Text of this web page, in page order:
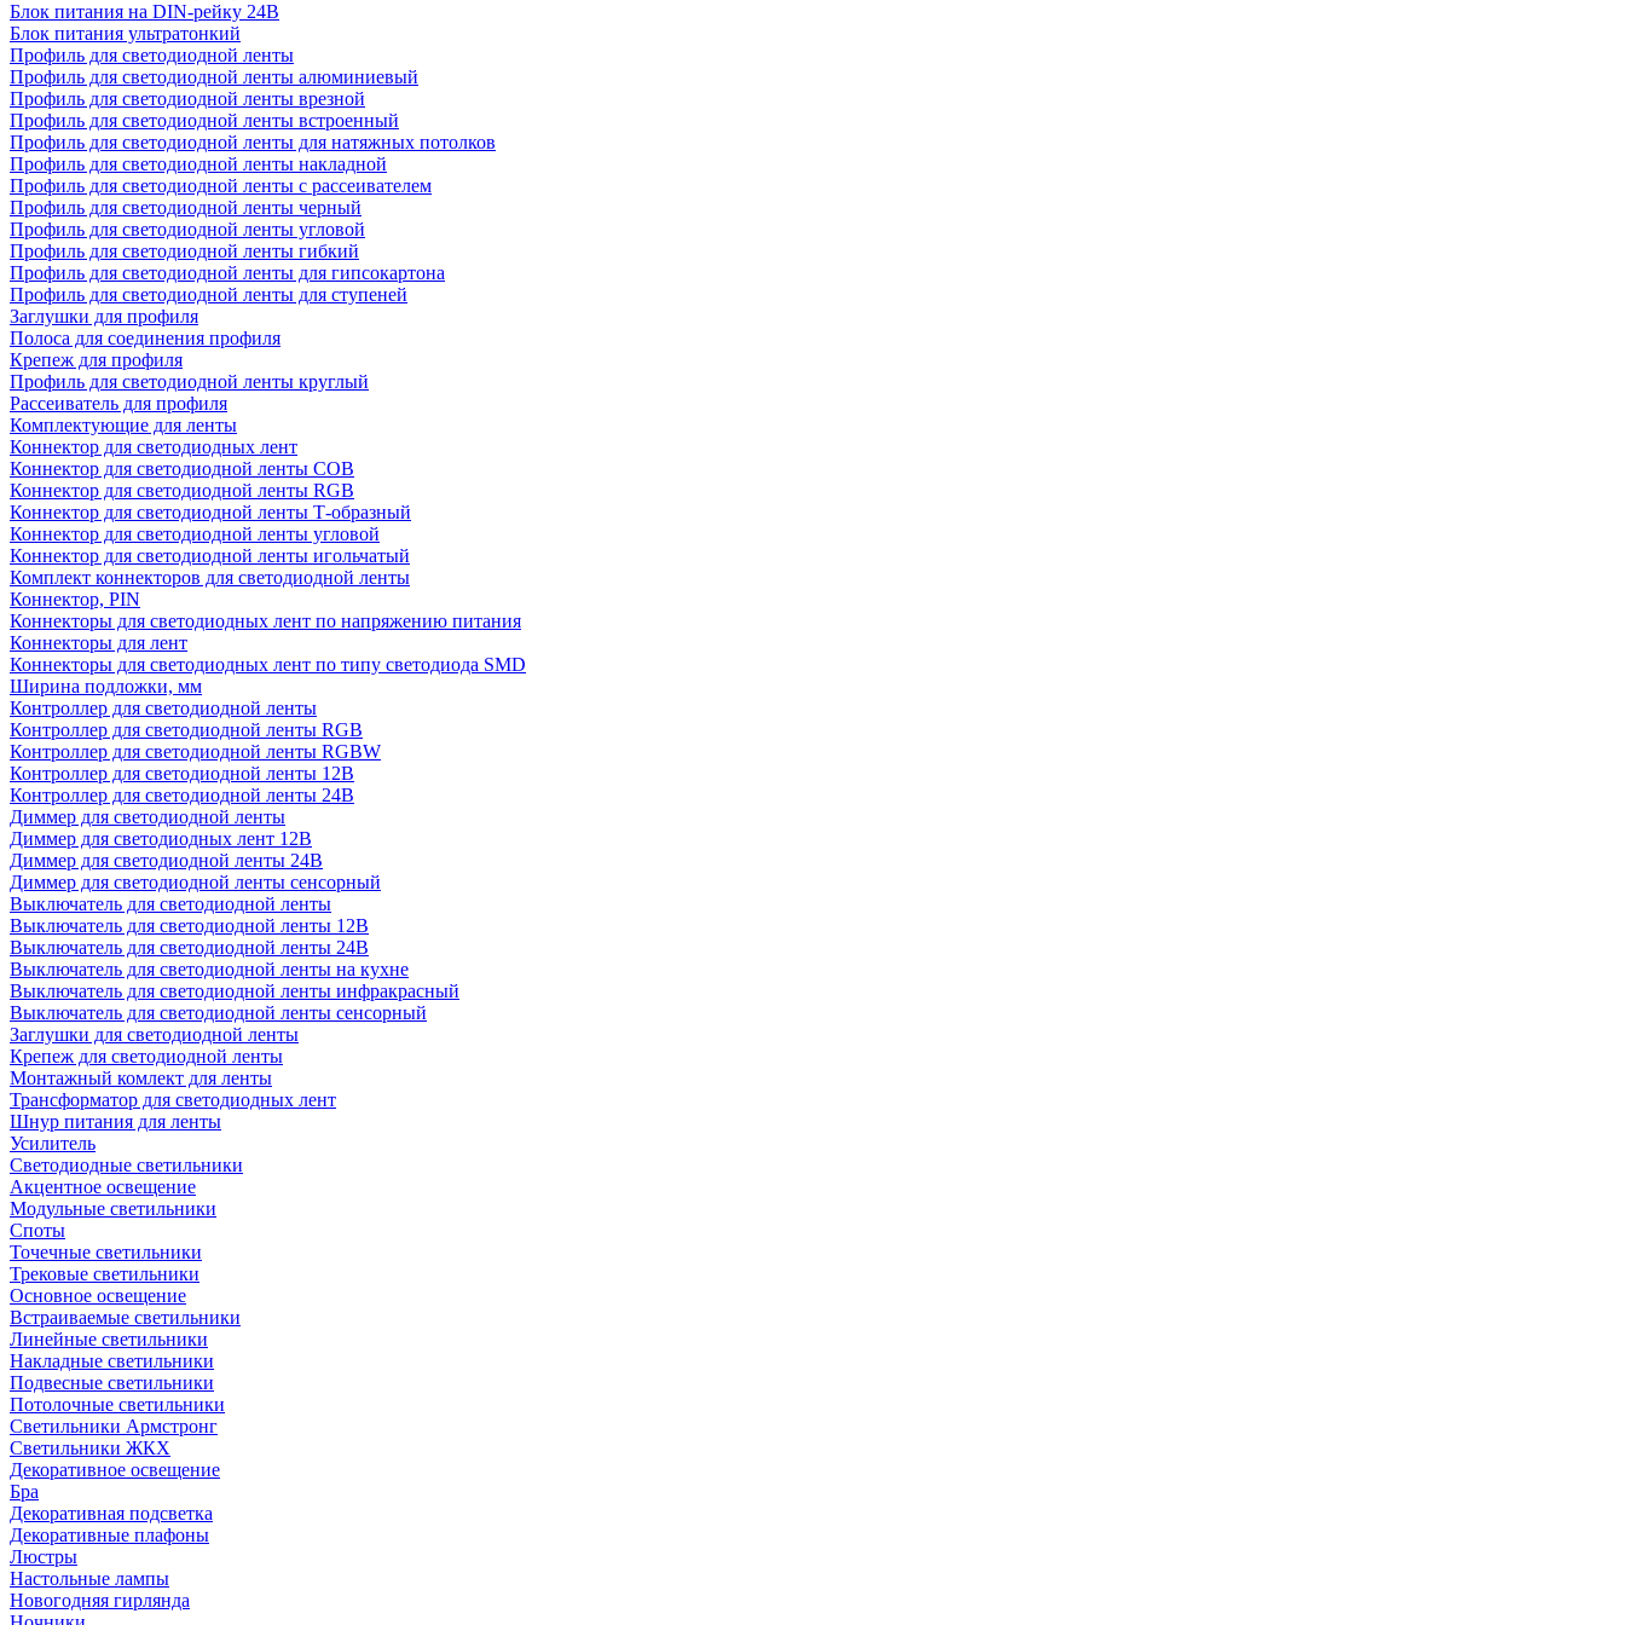
Блок питания на DIN-рейку 24В
Блок питания ультратонкий
Профиль для светодиодной ленты
Профиль для светодиодной ленты алюминиевый
Профиль для светодиодной ленты врезной
Профиль для светодиодной ленты встроенный
Профиль для светодиодной ленты для натяжных потолков
Профиль для светодиодной ленты накладной
Профиль для светодиодной ленты с рассеивателем
Профиль для светодиодной ленты черный
Профиль для светодиодной ленты угловой
Профиль для светодиодной ленты гибкий
Профиль для светодиодной ленты для гипсокартона
Профиль для светодиодной ленты для ступеней
Заглушки для профиля
Полоса для соединения профиля
Крепеж для профиля
Профиль для светодиодной ленты круглый
Рассеиватель для профиля
Комплектующие для ленты
Коннектор для светодиодных лент
Коннектор для светодиодной ленты COB
Коннектор для светодиодной ленты RGB
Коннектор для светодиодной ленты Т-образный
Коннектор для светодиодной ленты угловой
Коннектор для светодиодной ленты игольчатый
Комплект коннекторов для светодиодной ленты
Коннектор, PIN
Коннекторы для светодиодных лент по напряжению питания
Коннекторы для лент
Коннекторы для светодиодных лент по типу светодиода SMD
Ширина подложки, мм
Контроллер для светодиодной ленты
Контроллер для светодиодной ленты RGB
Контроллер для светодиодной ленты RGBW
Контроллер для светодиодной ленты 12В
Контроллер для светодиодной ленты 24В
Диммер для светодиодной ленты
Диммер для светодиодных лент 12В
Диммер для светодиодной ленты 24В
Диммер для светодиодной ленты сенсорный
Выключатель для светодиодной ленты
Выключатель для светодиодной ленты 12В
Выключатель для светодиодной ленты 24В
Выключатель для светодиодной ленты на кухне
Выключатель для светодиодной ленты инфракрасный
Выключатель для светодиодной ленты сенсорный
Заглушки для светодиодной ленты
Крепеж для светодиодной ленты
Монтажный комлект для ленты
Трансформатор для светодиодных лент
Шнур питания для ленты
Усилитель
Светодиодные светильники
Акцентное освещение
Модульные светильники
Споты
Точечные светильники
Трековые светильники
Основное освещение
Встраиваемые светильники
Линейные светильники
Накладные светильники
Подвесные светильники
Потолочные светильники
Светильники Армстронг
Светильники ЖКХ
Декоративное освещение
Бра
Декоративная подсветка
Декоративные плафоны
Люстры
Настольные лампы
Новогодняя гирлянда